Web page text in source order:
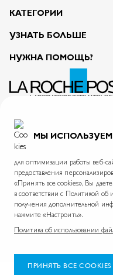
КАТЕГОРИИ
УЗНАТЬ БОЛЬШЕ
НУЖНА ПОМОЩЬ?
125047, г. Москва, вн.тер.г. муниципальный
ИНН 7726059896
На информационном ресурсе применяются
Политика
Skin.ruМеждународный сайт
МЫ ИСПОЛЬЗУЕМ
для оптимизации работы веб-
предоставления
«Принять все cookies», Вы
в соответствии с Политикой об
получения дополнительной
нажмите «Настроить».
Политика об использовании
ПРИНЯТЬ ВСЕ COOKIES